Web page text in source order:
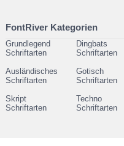
FontRiver Kategorien
Grundlegend
Schriftarten
Dingbats
Schriftarten
Ausländisches
Schriftarten
Gotisch
Schriftarten
Skript
Schriftarten
Techno
Schriftarten